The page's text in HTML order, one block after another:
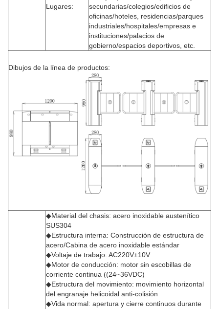
Lugares:
secundarias/colegios/edificios de
oficinas/hoteles, residencias/parques
industriales/hospitales/empresas e
instituciones/palacios de
gobierno/espacios deportivos, etc.
Dibujos de la línea de productos:
◆Material del chasis: acero inoxidable austenítico
SUS304
◆Estructura interna: Construcción de estructura de
acero/Cabina de acero inoxidable estándar
◆Voltaje de trabajo: AC220V±10V
◆Motor de conducción: motor sin escobillas de
corriente continua ((24~36VDC)
◆Estructura del movimiento: movimiento horizontal
del engranaje helicoidal anti-colisión
◆Vida normal: apertura y cierre continuos durante